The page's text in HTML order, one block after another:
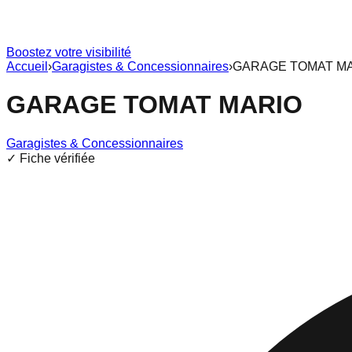
Boostez votre visibilité
Accueil ›Garagistes & Concessionnaires›GARAGE TOMAT
GARAGE TOMAT MARIO
Garagistes & Concessionnaires
✓ Fiche vérifiée